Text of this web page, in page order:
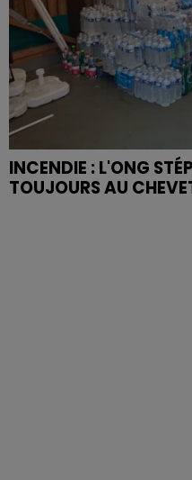
INCENDIE : L'ONG
TOUJOURS AU